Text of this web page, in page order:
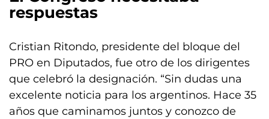
respuestas
Cristian Ritondo, presidente del bloque del
PRO en Diputados, fue otro de los dirigentes
que celebró la designación. “Sin dudas una
excelente noticia para los argentinos. Hace 35
años que caminamos juntos y conozco de